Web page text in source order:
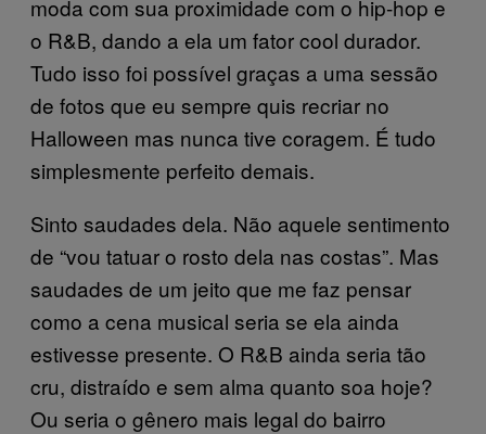
moda com sua proximidade com o hip-hop e
o R&B, dando a ela um fator cool durador.
Tudo isso foi possível graças a uma sessão
de fotos que eu sempre quis recriar no
Halloween mas nunca tive coragem. É tudo
simplesmente perfeito demais.
Sinto saudades dela. Não aquele sentimento
de “vou tatuar o rosto dela nas costas”. Mas
saudades de um jeito que me faz pensar
como a cena musical seria se ela ainda
estivesse presente. O R&B ainda seria tão
cru, distraído e sem alma quanto soa hoje?
Ou seria o gênero mais legal do bairro